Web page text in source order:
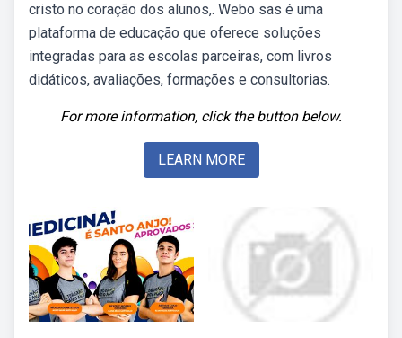
cristo no coração dos alunos,. Webo sas é uma
plataforma de educação que oferece soluções
integradas para as escolas parceiras, com livros
didáticos, avaliações, formações e consultorias.
For more information, click the button below.
LEARN MORE